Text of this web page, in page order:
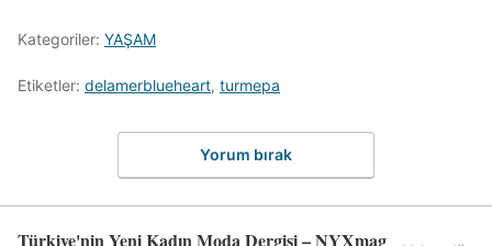
Kategoriler: YAŞAM
Etiketler: delamerblueheart, turmepa
Yorum bırak
Türkiye'nin Yeni Kadın Moda Dergisi – NYXmag